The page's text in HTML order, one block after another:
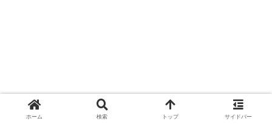
ホーム 検索 トップ サイドバー